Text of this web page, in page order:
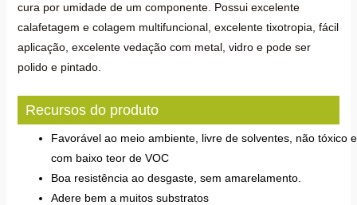
cura por umidade de um componente. Possui excelente
calafetagem e colagem multifuncional, excelente tixotropia, fácil
aplicação, excelente vedação com metal, vidro e pode ser
polido e pintado.
Recursos do produto
Favorável ao meio ambiente, livre de solventes, não tóxico e
com baixo teor de VOC
Boa resistência ao desgaste, sem amarelamento.
Adere bem a muitos substratos